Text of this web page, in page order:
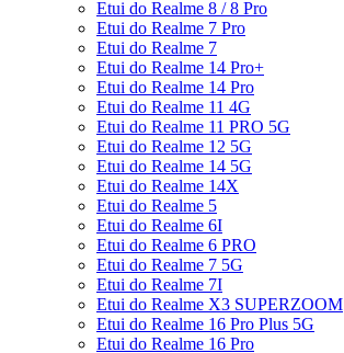
Etui do Realme 8 / 8 Pro
Etui do Realme 7 Pro
Etui do Realme 7
Etui do Realme 14 Pro+
Etui do Realme 14 Pro
Etui do Realme 11 4G
Etui do Realme 11 PRO 5G
Etui do Realme 12 5G
Etui do Realme 14 5G
Etui do Realme 14X
Etui do Realme 5
Etui do Realme 6I
Etui do Realme 6 PRO
Etui do Realme 7 5G
Etui do Realme 7I
Etui do Realme X3 SUPERZOOM
Etui do Realme 16 Pro Plus 5G
Etui do Realme 16 Pro